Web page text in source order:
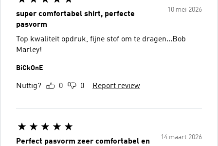
10 mei 2026
super comfortabel shirt, perfecte
pasvorm
Top kwaliteit opdruk, fijne stof om te dragen...Bob
Marley!
BiCkOnE
Nuttig? 0 0 Report review
14 maart 2026
Perfect pasvorm zeer comfortabel en